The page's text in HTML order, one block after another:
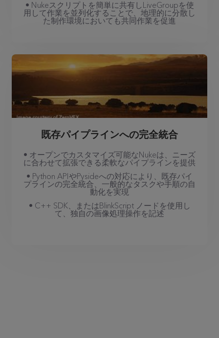
• Nukeスクリプトを簡単に共有しLiveGroupを使
用して作業を並列化することで、地理的に分散し
た制作環境においても共同作業を促進
既存パイプラインへの完全統合
• オープンでカスタマイズ可能なNukeは、ニーズ
に合わせて拡張できる柔軟なパイプラインを提供
• Python APIやPysideへの対応により、既存パイ
プラインの完全統合、一般的なタスクや手順の自
動化を実現
• C++ SDK、またはBlinkScript ノードを使用し
て、独自の画像処理操作を記述